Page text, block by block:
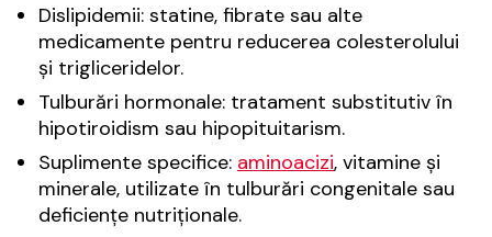
Dislipidemii: statine, fibrate sau alte
medicamente pentru reducerea colesterolului
și trigliceridelor.
Tulburări hormonale: tratament substitutiv în
hipotiroidism sau hipopituitarism.
Suplimente specifice: aminoacizi, vitamine și
minerale, utilizate în tulburări congenitale sau
deficiențe nutriționale.